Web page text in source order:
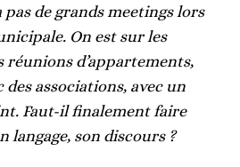
pas de grands meetings lors
On est sur les
réunions d’appartements,
associations, avec un
Faut-il finalement faire
langage, son discours ?